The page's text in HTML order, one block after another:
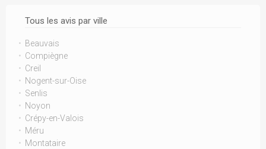
Tous les avis par ville
Beauvais
Compiègne
Creil
Nogent-sur-Oise
Senlis
Noyon
Crépy-en-Valois
Méru
Montataire